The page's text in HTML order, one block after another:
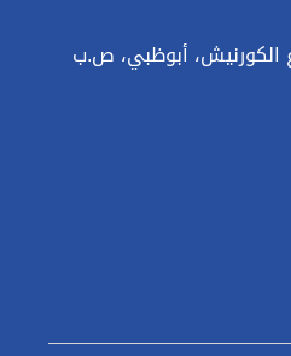
الكورنيش، أبوظبي، ص.ب